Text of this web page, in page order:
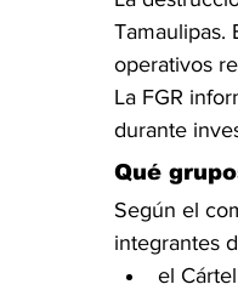
Tamaulipas.
operativos
La FGR
durante
Qué
Según el
integrantes
el